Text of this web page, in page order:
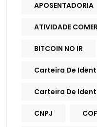
APOSENTADORIA
ATIVIDADE
BITCOIN NO IR
Carteira De
Carteira De
CNPJ